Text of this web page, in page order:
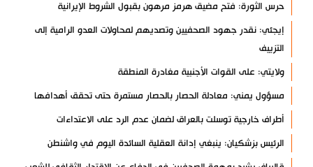
حرس الثورة: فتح مضيق هرمز مرهون بقبول الشروط الإيرانية
إيجئي: نقدر جهود الصحفيين وتصديهم لمحاولات العدو الرامية إلى
التزييف
ولايتي: على القوات الأجنبية مغادرة المنطقة
مسؤول يمني: معادلة الحصار بالحصار مستمرة حتى تحقق أهدافها
أطراف خارجية توسلت بالعراق لضمان عدم الرد على الاعتداءات
الرئيس بزشكيان: ينبغي إدانة العقلية السائدة اليوم في واشنطن